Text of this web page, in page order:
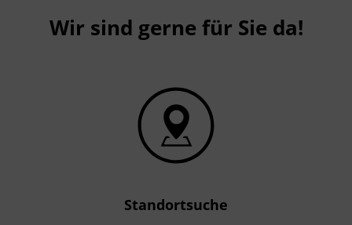
Wir sind gerne für Sie da!
Standortsuche